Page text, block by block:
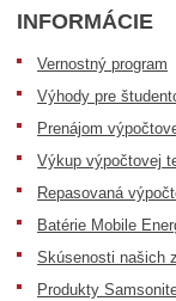
INFORMÁCIE
Vernostný program
Výhody pre
Prenájom
Výkup výpočtovej
Repasovaná
Batérie Mobile
Skúsenosti našich
Produkty